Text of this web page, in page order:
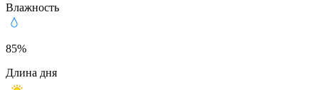
Влажность
85%
Длина дня